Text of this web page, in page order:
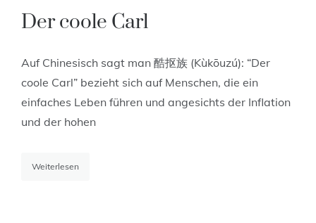
Der coole Carl
Auf Chinesisch sagt man 酷抠族 (Kùkōuzú): “Der
coole Carl” bezieht sich auf Menschen, die ein
einfaches Leben führen und angesichts der Inflation
und der hohen
Weiterlesen